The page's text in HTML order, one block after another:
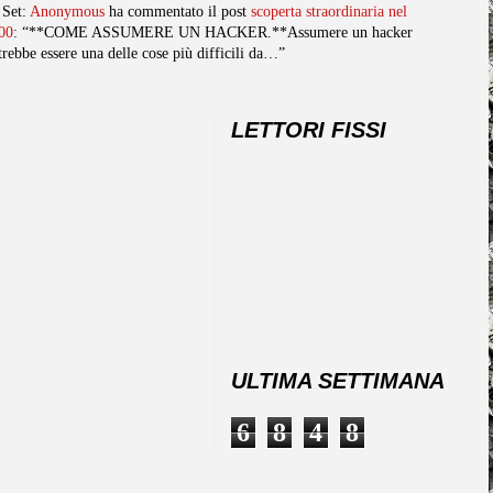
Anonymous ha commentato il post scoperta straordinaria nel
: “**COME ASSUMERE UN HACKER.**Assumere un hacker
essere una delle cose più difficili da…”
LETTORI FISSI
ULTIMA SETTIMANA
6 8 4 8